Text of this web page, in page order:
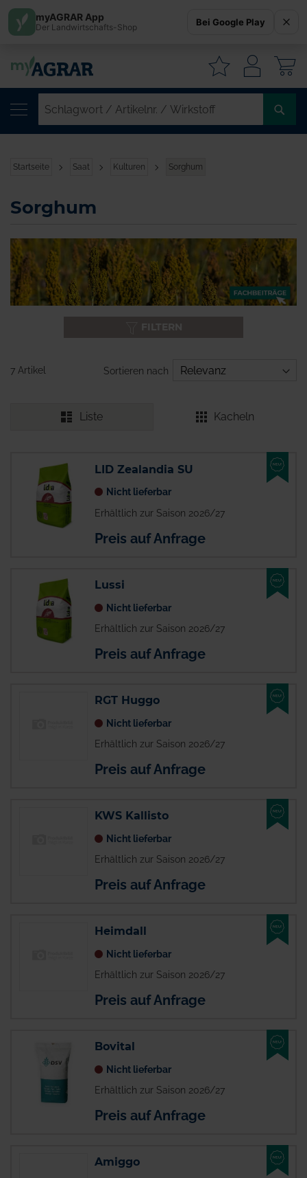
Startseite Saat Kulturen Sorghum
Sorghum
7 Artikel Sortieren nach
Liste Kacheln
LID Zealandia SU
Nicht lieferbar
Erhältlich zur Saison 2026/27
Preis auf Anfrage
NEU
Lussi
Nicht lieferbar
Erhältlich zur Saison 2026/27
Preis auf Anfrage
NEU
RGT Huggo
Nicht lieferbar
Erhältlich zur Saison 2026/27
Preis auf Anfrage
NEU
KWS Kallisto
Nicht lieferbar
Erhältlich zur Saison 2026/27
Preis auf Anfrage
NEU
Heimdall
Nicht lieferbar
Erhältlich zur Saison 2026/27
Preis auf Anfrage
NEU
Bovital
Nicht lieferbar
Erhältlich zur Saison 2026/27
Preis auf Anfrage
NEU
Amiggo
NEU
myAGRAR App
Der Landwirtschafts-Shop Bei Google Play